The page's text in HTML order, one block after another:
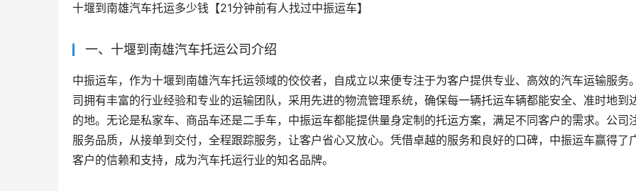
十堰到南雄汽车托运多少钱【21分钟前有人找过中振运车】
一、十堰到南雄汽车托运公司介绍
中振运车，作为十堰到南雄汽车托运领域的佼佼者，自成立以来便专注于为客户提供专业、高效的汽车运输服务
司拥有丰富的行业经验和专业的运输团队，采用先进的物流管理系统，确保每一辆托运车辆都能安全、准时地到
的地。无论是私家车、商品车还是二手车，中振运车都能提供量身定制的托运方案，满足不同客户的需求。公司
服务品质，从接单到交付，全程跟踪服务，让客户省心又放心。凭借卓越的服务和良好的口碑，中振运车赢得了
客户的信赖和支持，成为汽车托运行业的知名品牌。